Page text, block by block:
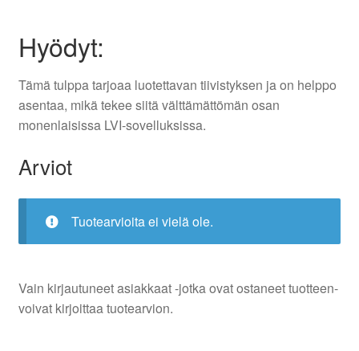
Hyödyt:
Tämä tulppa tarjoaa luotettavan tiivistyksen ja on helppo
asentaa, mikä tekee siitä välttämättömän osan
monenlaisissa LVI-sovelluksissa.
Arviot
Tuotearvioita ei vielä ole.
Vain kirjautuneet asiakkaat -jotka ovat ostaneet tuotteen-
voivat kirjoittaa tuotearvion.